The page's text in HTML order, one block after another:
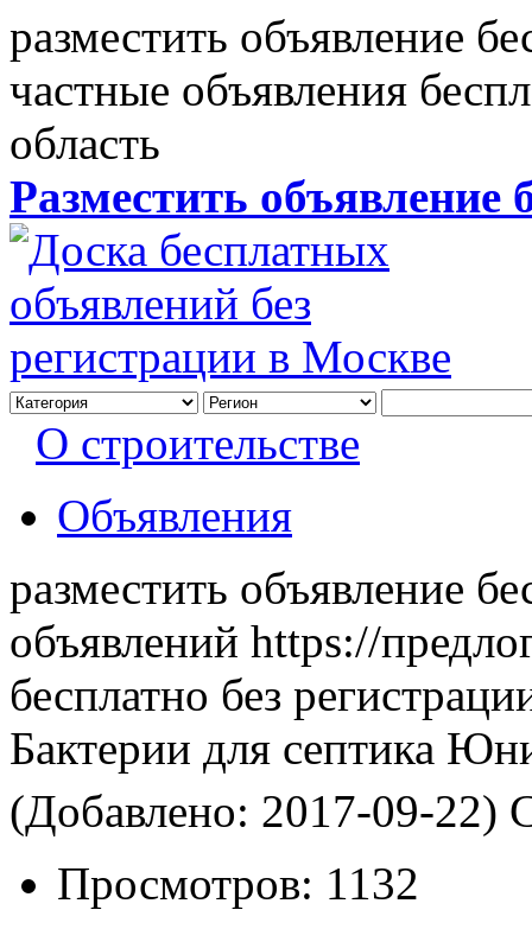
разместить объявление
частные объявления
область
Разместить объявление
О строительстве
Объявления
разместить объявление
объявлений https://
бесплатно без
Бактерии для септика
(Добавлено: 2017-09-22)
Просмотров: 1132